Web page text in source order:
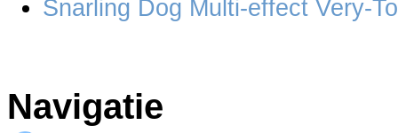
Snarling Dog Multi-effect Very-
Navigatie